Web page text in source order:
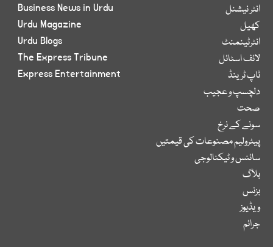
انٹر نیشنل
کھیل
انٹرٹینمنٹ
لائف اسٹائل
ٹاپ ٹرینڈ
دلچسپ و عجیب
صحت
سونے کے نرخ
پیٹرولیم مصنوعات کی قیمتیں
سائنس و ٹیکنالوجی
بلاگ
بزنس
ویڈیوز
جرائم
Business News in Urdu
Urdu Magazine
Urdu Blogs
The Express Tribune
Express Entertainment